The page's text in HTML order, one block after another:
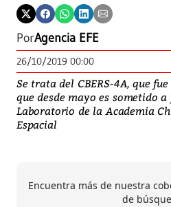
PorAgencia EFE
26/10/2019 00:00
Se trata del CBERS-4A, que
que desde mayo es sometido
Laboratorio de la Academia
Espacial
Encuentra más de nuestra
de